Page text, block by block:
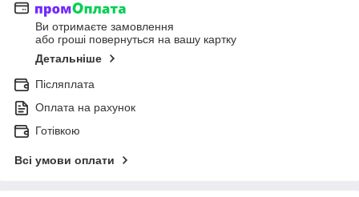
Ви отримаєте замовлення
або гроші повернуться на вашу картку
Детальніше
Післяплата
Оплата на рахунок
Готівкою
Всі умови оплати